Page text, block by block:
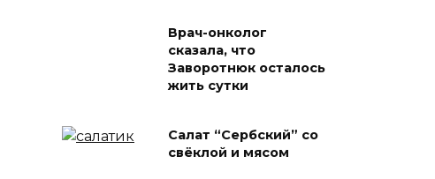
Врач-онколог
сказала, что
Заворотнюк осталось
жить сутки
Салат “Сербский” со
свёклой и мясом